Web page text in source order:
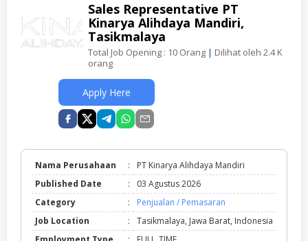
Sales Representative PT
Kinarya Alihdaya Mandiri,
Tasikmalaya
Total Job Opening : 10 Orang | Dilihat oleh 2.4 K
orang
Apply Here
Nama Perusahaan :
PT Kinarya Alihdaya Mandiri
Published Date
:
03 Agustus 2026
Category
:
Penjualan / Pemasaran
Job Location
:
Tasikmalaya, Jawa Barat, Indonesia